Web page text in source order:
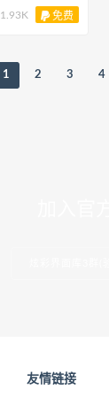
1.93K 免费
1 2 3 4
友情链接